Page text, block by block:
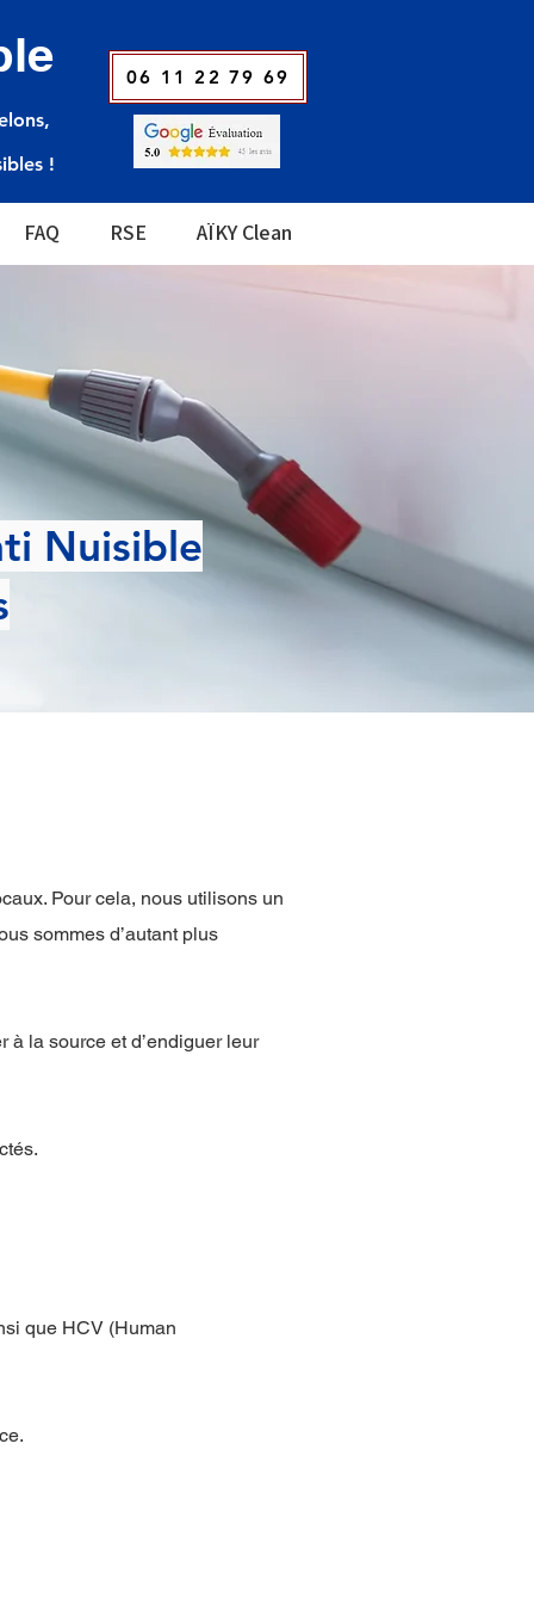
!
06 11 22 79 69
FAQ RSE AÏKY Clean
Nuisible
Pour cela, nous utilisons un
sommes d’autant plus
à la source et d’endiguer leur
que HCV (Human